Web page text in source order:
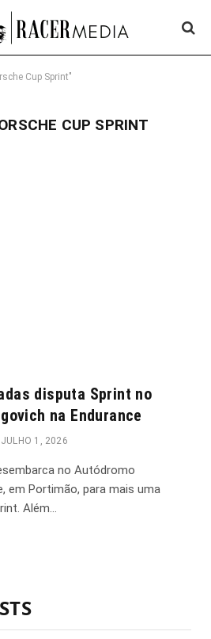
Cup Sprint"
CUP SPRINT
disputa Sprint no
na Endurance
JULHO 1, 2026
no Autódromo
em Portimão, para mais uma
Além…